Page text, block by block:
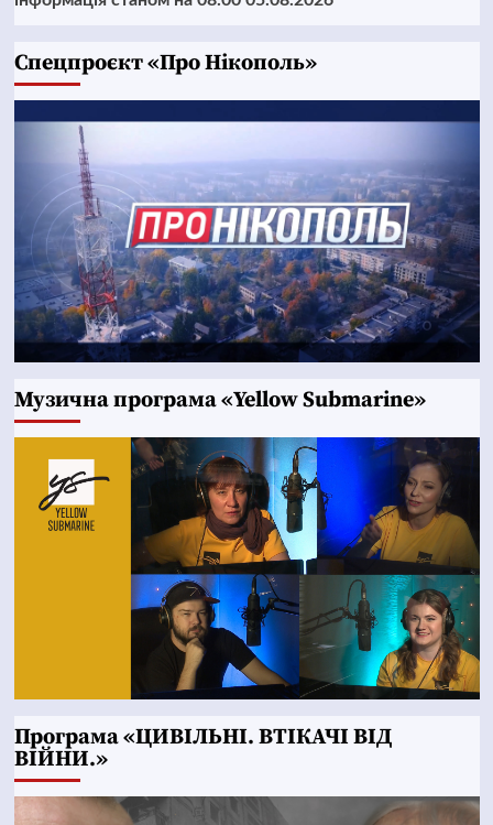
Cпецпроєкт «Про Нікополь»
Музична програма «Yellow Submarine»
Програма «ЦИВІЛЬНІ. ВТІКАЧІ ВІД
ВІЙНИ.»